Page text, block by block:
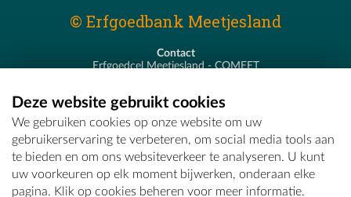
© Erfgoedbank Meetjesland
Contact
Erfgoedcel Meetjesland - COMEET
T - 09 373 75 96
E -erfgoedcel@comeet.be
Deze website gebruikt cookies
We gebruiken cookies op onze website om uw
gebruikerservaring te verbeteren, om social media tools aan
te bieden en om ons websiteverkeer te analyseren. U kunt
uw voorkeuren op elk moment bijwerken, onderaan elke
pagina. Klik op cookies beheren voor meer informatie.